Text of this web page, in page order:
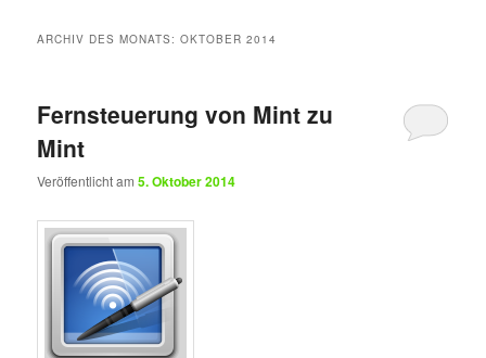
ARCHIV DES MONATS:OKTOBER 2014
Fernsteuerung von Mint zu
Mint
Veröffentlicht am5. Oktober 2014